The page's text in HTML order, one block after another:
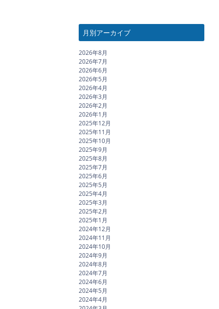
月別アーカイブ
2026年8月
2026年7月
2026年6月
2026年5月
2026年4月
2026年3月
2026年2月
2026年1月
2025年12月
2025年11月
2025年10月
2025年9月
2025年8月
2025年7月
2025年6月
2025年5月
2025年4月
2025年3月
2025年2月
2025年1月
2024年12月
2024年11月
2024年10月
2024年9月
2024年8月
2024年7月
2024年6月
2024年5月
2024年4月